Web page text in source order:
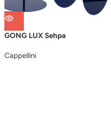
GONG LUX Sehpa
Cappellini